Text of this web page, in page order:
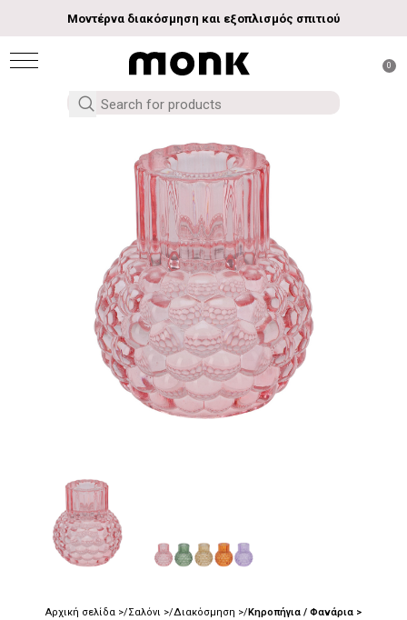
Μοντέρνα διακόσμηση και εξοπλισμός σπιτιού
0
Αρχική σελίδα Σαλόνι Διακόσμηση Κηροπήγια / Φανάρια